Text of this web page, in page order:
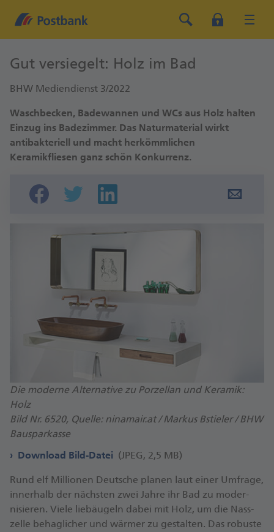
Gut versiegelt: Holz im Bad
BHW Mediendienst 3/2022
Waschbecken, Badewannen und WCs aus Holz halten
Einzug ins Badezimmer. Das Naturmaterial wirkt
antibakteriell und macht herkömmlichen
Keramikfliesen ganz schön Konkurrenz.
Die moderne Alternative zu Porzellan und Keramik:
Holz
Bild Nr. 6520, Quelle: ninamair.at / Markus Bstieler / BHW
Bausparkasse
Download Bild-Datei (JPEG, 2,5 MB)
Rund elf Milli­onen Deut­sche planen laut einer Um­frage,
inner­halb der nächs­ten zwei Jahre ihr Bad zu mo­der­
nisieren. Viele lieb­äugeln dabei mit Holz, um die Nass­
zelle be­haglicher und wärmer zu ge­stalten. Das robuste